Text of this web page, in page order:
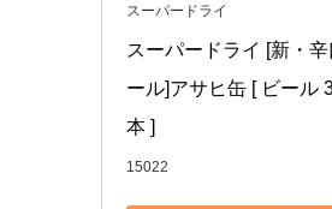
スーパードライ
スーパードライ [新・
ール]アサヒ缶 [ ビール
本 ]
15022